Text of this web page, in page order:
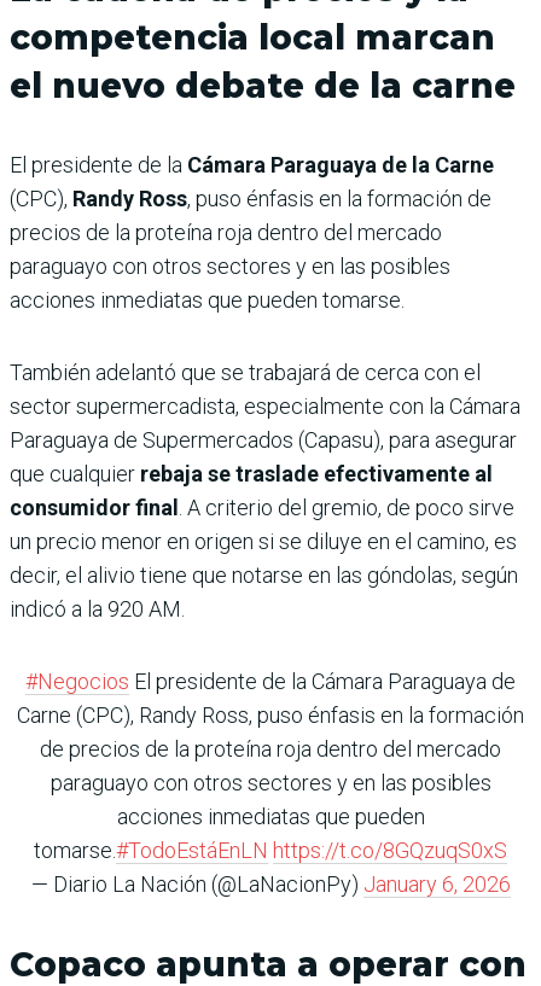
competencia local marcan
el nuevo debate de la carne
El presidente de la Cámara Paraguaya de la Carne
(CPC), Randy Ross, puso énfasis en la formación de
precios de la proteína roja dentro del mercado
paraguayo con otros sectores y en las posibles
acciones inmediatas que pueden tomarse.
También adelantó que se trabajará de cerca con el
sector supermercadista, especialmente con la Cámara
Paraguaya de Supermercados (Capasu), para asegurar
que cualquier rebaja se traslade efectivamente al
consumidor final . A criterio del gremio, de poco sirve
un precio menor en origen si se diluye en el camino, es
decir, el alivio tiene que notarse en las góndolas, según
indicó a la 920 AM.
#Negocios El presidente de la Cámara Paraguaya de
Carne (CPC), Randy Ross, puso énfasis en la formación
de precios de la proteína roja dentro del mercado
paraguayo con otros sectores y en las posibles
acciones inmediatas que pueden
tomarse.#TodoEstáEnLN https://t.co/8GQzuqS0xS
— Diario La Nación (@LaNacionPy) January 6, 2026
Copaco apunta a operar con